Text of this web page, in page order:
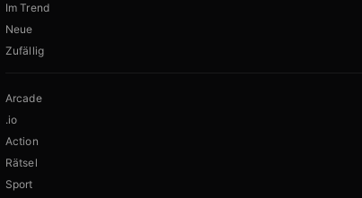
Im Trend
Neue
Zufällig
Arcade
.io
Action
Rätsel
Sport